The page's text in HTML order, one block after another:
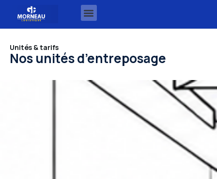
Unités & tarifs
Nos unités d’entreposage